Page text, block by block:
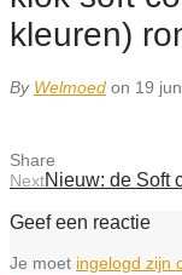
kleuren)
By Welmoed on 19
Share
NextNieuw: de Soft
Geef een reactie
Je moet ingelogd zijn